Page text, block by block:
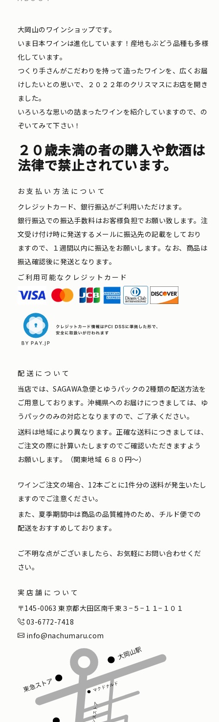
大岡山のワインショップです。
いま日本ワインは進化しています！産地もぶどう品種も多様
化しています。
つくり手さんがこだわりを持って造ったワインを、広くお届
けしたいとの思いで、２０２２年のクリスマスにお店を開き
ました。
いろいろな思いの詰まったワインを紹介していますので、の
ぞいてみて下さい！
２０歳未満の者の購入や飲酒は
法律で禁止されています。
お支払い方法について
クレジットカード、銀行振込がご利用いただけます。
銀行振込での振込手数料はお客様負担でお願い致します。注
文受け付け時に発送するメールに振込先の記載をしており
ますので、１週間以内に振込をお願いします。なお、商品は
振込確認後に発送となります。
ご利用可能なクレジットカード
配送について
当店では、SAGAWA急便とゆうパックの2種類の配送方法を
ご用意しております。沖縄県へのお届けにつきましては、ゆ
うパックのみの対応となりますので、ご了承ください。
送料は地域により異なります。正確な送料につきましては、
ご注文の際に計算いたしますのでご確認いただきますよう
お願いします。（関東地域 ６８０円〜）
ワインご注文の場合、12本ごとに1件分の送料が発生いたし
ますのでご注意ください。
また、夏季期間中は商品の品質維持のため、チルド便での
配送をおすすめしております。
ご不明な点がございましたら、お気軽にお問い合わせくだ
さい。
実店舗について
〒145-0063 東京都大田区南千束３−５−１１−１０１
03-6772-7418
info@nachumaru.com